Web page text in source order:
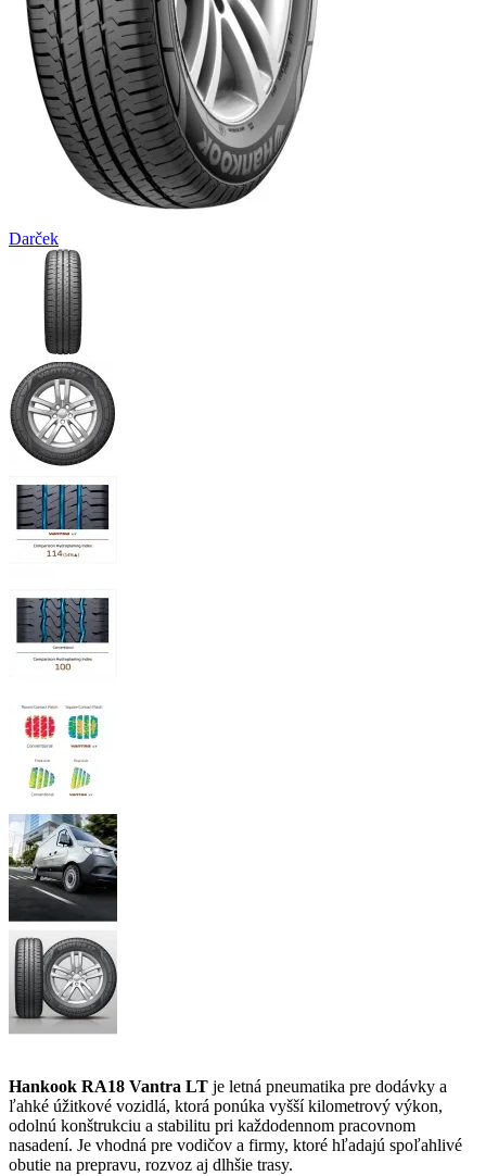
Darček
Hankook RA18 Vantra LT je letná pneumatika pre dodávky a
ľahké úžitkové vozidlá, ktorá ponúka vyšší kilometrový výkon,
odolnú konštrukciu a stabilitu pri každodennom pracovnom
nasadení. Je vhodná pre vodičov a firmy, ktoré hľadajú spoľahlivé
obutie na prepravu, rozvoz aj dlhšie trasy.